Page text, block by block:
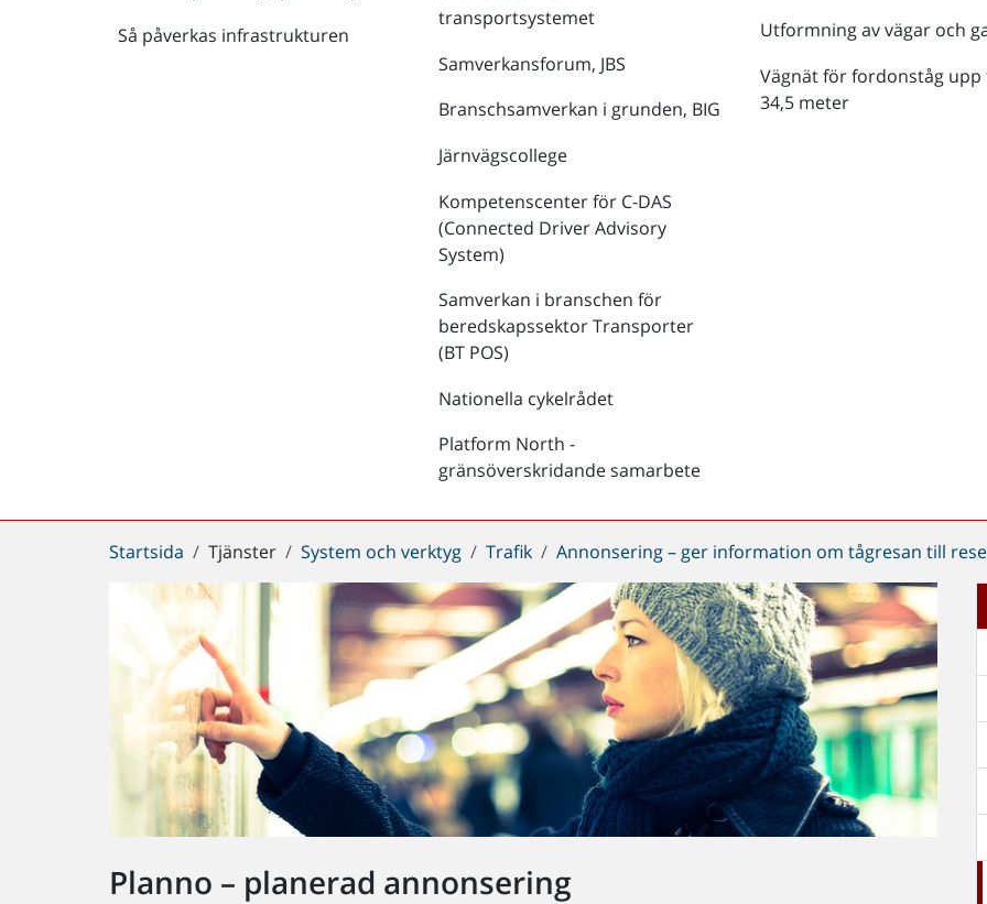
Så påverkas infrastrukturen
transportsystemet
Samverkansforum, JBS
Branschsamverkan i grunden, BIG
Järnvägscollege
Kompetenscenter för C-DAS
(Connected Driver Advisory
System)
Samverkan i branschen för
beredskapssektor Transporter
(BT POS)
Nationella cykelrådet
Platform North -
gränsöverskridande samarbete
Utformning av vägar och
Vägnät för fordonståg upp
34,5 meter
Du
Startsida Tjänster System och verktyg Trafik Annonsering – ger information om tågresan till
Planno – planerad annonsering